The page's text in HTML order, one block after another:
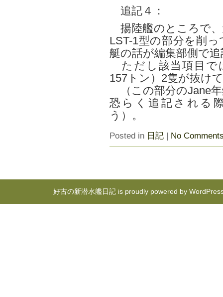
追記４：
揚陸艦のところで
LST-1型の部分を削
艇の話が編集部側で
ただし該当項目で
157トン）2隻が抜け
（この部分のJane
恐らく追記される
う）。
Posted in 日記 | No
好古の新潜水艦日記 is proudly powered by